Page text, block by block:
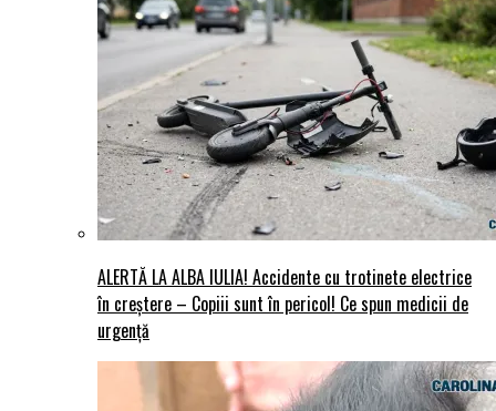
ALERTĂ LA ALBA IULIA! Accidente cu trotinete electrice
în creștere – Copiii sunt în pericol! Ce spun medicii de
urgență